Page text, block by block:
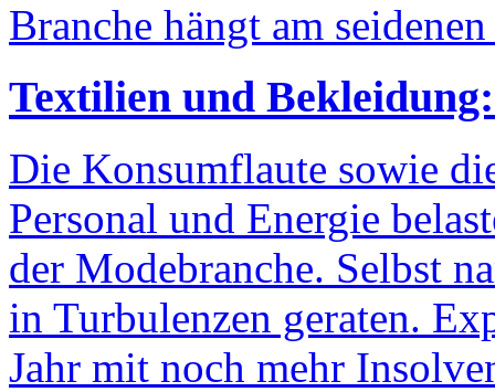
Branche hängt am
Textilien und
Die Konsumflaute sowie
Personal und Energie
der Modebranche. Selbst
in Turbulenzen geraten.
Jahr mit noch mehr